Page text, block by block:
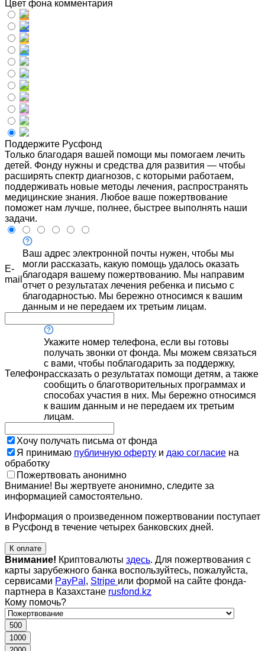
Цвет фона комментария
Поддержите Русфонд
Только благодаря вашей помощи мы помогаем лечить
детей. Фонду нужны и средства для развития — чтобы
расширять спектр диагнозов, с которыми работаем,
поддерживать новые методы лечения, распространять
медицинские знания. Любое ваше пожертвование
поможет нам лучше, полнее, быстрее выполнять наши
задачи.
E-
mail
Ваш адрес электронной почты нужен, чтобы мы
могли рассказать, какую помощь удалось оказать
благодаря вашему пожертвованию. Мы направим
отчет о результатах лечения ребенка и письмо с
благодарностью. Мы бережно относимся к вашим
данным и не передаем их третьим лицам.
Телефон
Укажите номер телефона, если вы готовы
получать звонки от фонда. Мы можем связаться
с вами, чтобы поблагодарить за поддержку,
рассказать о результатах помощи детям, а также
сообщить о благотворительных программах и
способах участия в них. Мы бережно относимся
к вашим данным и не передаем их третьим
лицам.
Хочу получать письма от фонда
Я принимаю публичную оферту и даю согласие на
обработку
Пожертвовать анонимно
Внимание! Вы жертвуете анонимно, следите за
информацией самостоятельно.
Информация о произведенном пожертвовании поступает
в Русфонд в течение четырех банковских дней.
К оплате
Внимание! Криптовалюты здесь. Для пожертвования с
карты зарубежного банка воспользуйтесь, пожалуйста,
сервисами PayPal , Stripe или формой на сайте фонда-
партнера в Казахстане rusfond.kz
Кому помочь?
500
1000